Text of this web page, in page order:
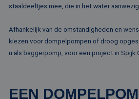
staaldeeltjes mee, die in het water aanwezig
Afhankelijk van de omstandigheden en
kiezen voor dompelpompen of droog
u als baggerpomp, voor een project in Spijk
EEN